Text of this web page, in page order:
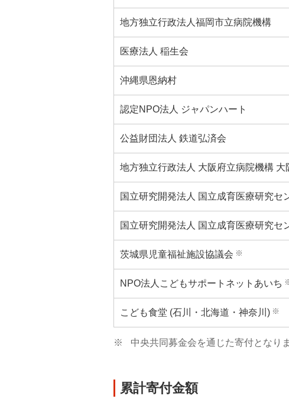
地方独立行政法人福岡市立病院機構
医療法人 稲生会
沖縄県恩納村
認定NPO法人 ジャパンハート
公益財団法人 鉄道弘済会
地方独立行政法人 大阪府立病院機構 大
国立研究開発法人 国立成育医療研究セ
国立研究開発法人 国立成育医療研究セ
茨城県児童福祉施設協議会 ※
NPO法人こどもサポートネットあいち
こども食堂 (石川・北海道・神奈川) ※
※ 中央共同募金会を通じた寄付となりま
累計寄付金額